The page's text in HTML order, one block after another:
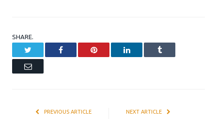
SHARE.
Facebook Pinterest LinkedIn Tumblr
Email
PREVIOUS ARTICLE NEXT ARTICLE